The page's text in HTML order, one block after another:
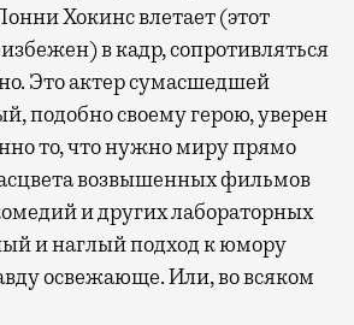
Хокинс влетает (этот
в кадр, сопротивляться
Это актер сумасшедшей
подобно своему герою, уверен
то, что нужно миру прямо
возвышенных фильмов
и других лабораторных
и наглый подход к юмору
освежающе. Или, во всяком